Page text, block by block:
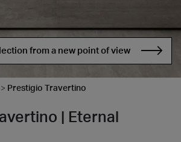
from a new point of view
> Prestigio Travertino
| Eternal